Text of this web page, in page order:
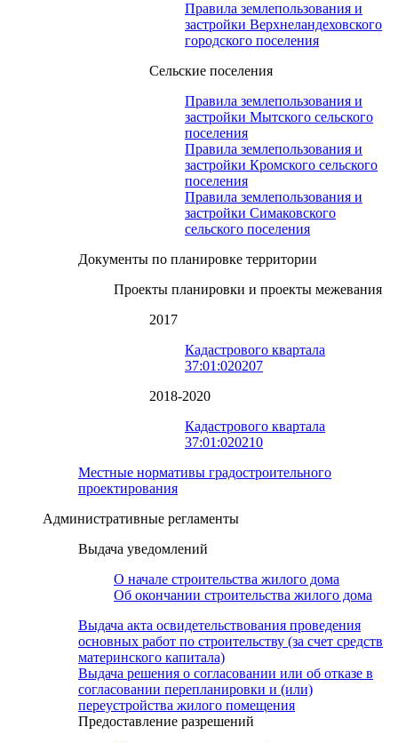
Правила землепользования и
застройки Верхнеландеховского
городского поселения
Сельские поселения
Правила землепользования и
застройки Мытского сельского
поселения
Правила землепользования и
застройки Кромского сельского
поселения
Правила землепользования и
застройки Симаковского
сельского поселения
Документы по планировке территории
Проекты планировки и проекты межевания
2017
Кадастрового квартала
37:01:020207
2018-2020
Кадастрового квартала
37:01:020210
Местные нормативы градостроительного
проектирования
Административные регламенты
Выдача уведомлений
О начале строительства жилого дома
Об окончании строительства жилого дома
Выдача акта освидетельствования проведения
основных работ по строительству (за счет средств
материнского капитала)
Выдача решения о согласовании или об отказе в
согласовании перепланировки и (или)
переустройства жилого помещения
Предоставление разрешений